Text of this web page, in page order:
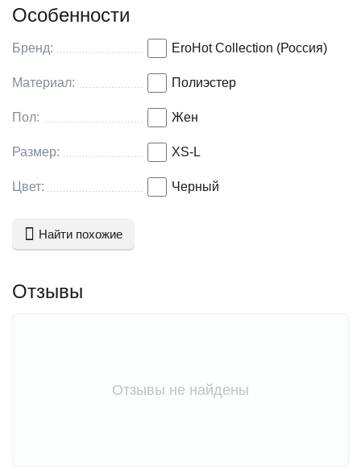
Особенности
Бренд: EroHot Collection (Россия)
Материал: Полиэстер
Пол: Жен
Размер: XS-L
Цвет: Черный
Найти похожие
Отзывы
Отзывы не найдены